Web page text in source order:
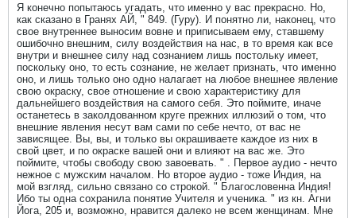
Я конечно попытаюсь угадать, что именно у вас прекрасно. Но,
как сказано в Гранях АЙ, " 849. (Гуру). И понятно ли, наконец, что
свое внутреннее выносим вовне и приписываем ему, ставшему
ошибочно внешним, силу воздействия на нас, в то время как все
внутри и внешнее силу над сознанием лишь постольку имеет,
поскольку оно, то есть сознание, не желает признать, что именно
оно, и лишь только оно одно налагает на любое внешнее явление
свою окраску, свое отношение и свою характеристику для
дальнейшего воздействия на самого себя. Это поймите, иначе
останетесь в заколдованном круге прежних иллюзий о том, что
внешние явления несут вам сами по себе нечто, от вас не
зависящее. Вы, вы, и только вы окрашиваете каждое из них в
свой цвет, и по окраске вашей они и влияют на вас же. Это
поймите, чтобы свободу свою завоевать. " . Первое аудио - нечто
нежное с мужским началом. Но второе аудио - тоже Индия, на
мой взгляд, сильно связано со строкой. " Благословенна Индия!
Ибо ты одна сохранила понятие Учителя и ученика. " из кн. Агни
Йога, 205 и, возможно, нравится далеко не всем женщинам. Мне